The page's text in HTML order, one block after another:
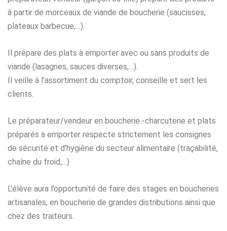
à partir de morceaux de viande de boucherie (saucisses,
plateaux barbecue,…).
Il prépare des plats à emporter avec ou sans produits de
viande (lasagnes, sauces diverses,…).
Il veille à l’assortiment du comptoir, conseille et sert les
clients.
Le préparateur/vendeur en boucherie -charcuterie et plats
préparés à emporter respecte strictement les consignes
de sécurité et d’hygiène du secteur alimentaire (traçabilité,
chaîne du froid,…)
L’élève aura l’opportunité de faire des stages en boucheries
artisanales, en boucherie de grandes distributions ainsi que
chez des traiteurs.